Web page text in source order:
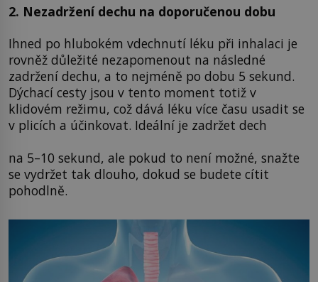
2. Nezadržení dechu na doporučenou dobu
Ihned po hlubokém vdechnutí léku při inhalaci je
rovněž důležité nezapomenout na následné
zadržení dechu, a to nejméně po dobu 5 sekund.
Dýchací cesty jsou v tento moment totiž v
klidovém režimu, což dává léku více času usadit se
v plicích a účinkovat. Ideální je zadržet dech
na 5–10 sekund, ale pokud to není možné, snažte
se vydržet tak dlouho, dokud se budete cítit
pohodlně.